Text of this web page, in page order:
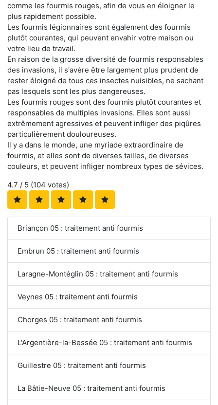
comme les fourmis rouges, afin de vous en éloigner le
plus rapidement possible.
Les fourmis légionnaires sont également des fourmis
plutôt courantes, qui peuvent envahir votre maison ou
votre lieu de travail.
En raison de la grosse diversité de fourmis responsables
des invasions, il s'avère être largement plus prudent de
rester éloigné de tous ces insectes nuisibles, ne sachant
pas lesquels sont les plus dangereuses.
Les fourmis rouges sont des fourmis plutôt courantes et
responsables de multiples invasions. Elles sont aussi
extrêmement agressives et peuvent infliger des piqûres
particulièrement douloureuses.
Il y a dans le monde, une myriade extraordinaire de
fourmis, et elles sont de diverses tailles, de diverses
couleurs, et peuvent infliger nombreux types de sévices.
4.7 / 5 (104 votes)
Briançon 05 : traitement anti fourmis
Embrun 05 : traitement anti fourmis
Laragne-Montéglin 05 : traitement anti fourmis
Veynes 05 : traitement anti fourmis
Chorges 05 : traitement anti fourmis
L'Argentière-la-Bessée 05 : traitement anti fourmis
Guillestre 05 : traitement anti fourmis
La Bâtie-Neuve 05 : traitement anti fourmis